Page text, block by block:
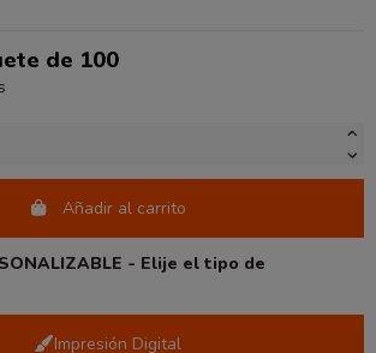
de 100
Añadir al carrito
- Elije el tipo de
Impresión Digital